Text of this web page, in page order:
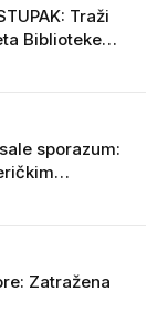
Traži
Biblioteke
inicijative o
sporazum:
Zatražena